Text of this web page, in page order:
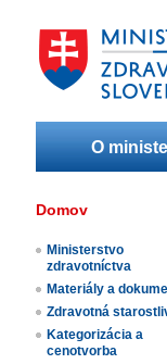
O
Domov
Ministerstvo
zdravotníctva
Materiály a
Zdravotná
Kategorizácia a
cenotvorba